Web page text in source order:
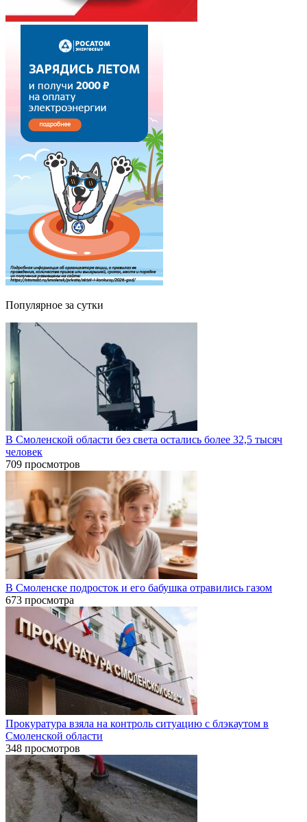
Популярное за сутки
В Смоленской области без света остались более 32,5 тысяч
человек
709 просмотров
В Смоленске подросток и его бабушка отравились газом
673 просмотра
Прокуратура взяла на контроль ситуацию с блэкаутом в
Смоленской области
348 просмотров